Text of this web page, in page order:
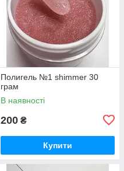
Полигель №1 shimmer 30
грам
В наявності
200 ₴
Купити